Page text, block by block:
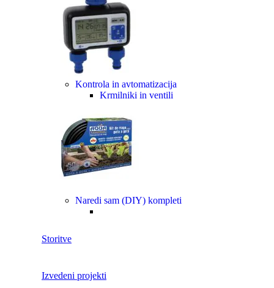
Kontrola in avtomatizacija
Krmilniki in ventili
Naredi sam (DIY) kompleti
Storitve
Izvedeni projekti